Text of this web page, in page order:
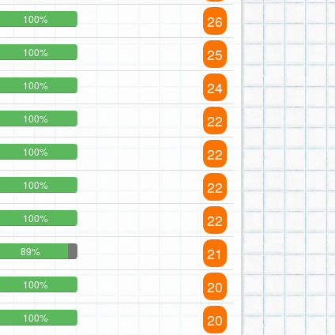
100% 26
100% 25
100% 24
100% 22
100% 22
100% 22
100% 22
89% 21
100% 20
100% 20